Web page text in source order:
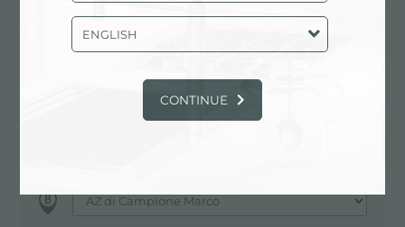
Comuníquese con el centro de servicio
para: ITALY
ENGLISH
CONTINUE